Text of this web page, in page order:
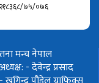
७५/०७६
मन्च नेपाल
- देवेन्द्र प्रसाद